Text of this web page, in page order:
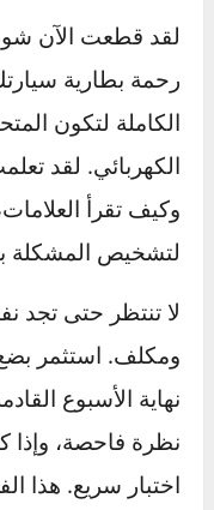
ببطء.
حافظ على نظافة
كل بضعة أشهر،
باستخدام فرشاة
والماء.
ثبّت البطارية
أن تتلف المكونات
المشبك الذي يثبت
بإحكام.
تجنب استخدام
تشغيل الراديو أو